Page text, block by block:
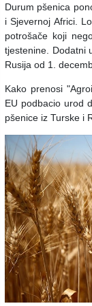
Durum pšenica
i Sjevernoj Africi.
potrošače koji
tjestenine. Dodatni
Rusija od 1.
Kako prenosi
EU podbacio urod
pšenice iz Turske i